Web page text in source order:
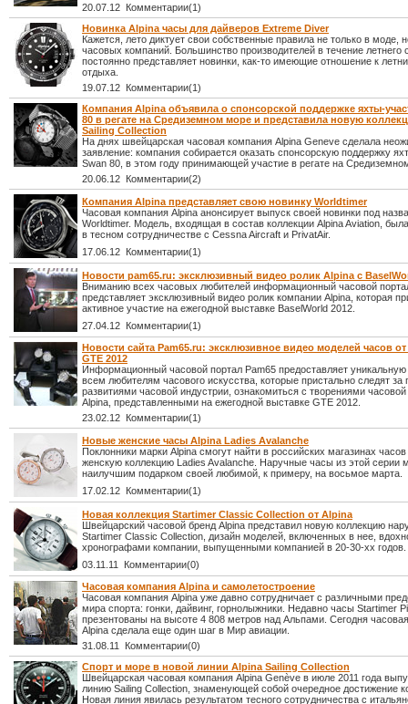
20.07.12 Комментарии(1)
Новинка Alpina часы для дайверов Extreme Diver
Кажется, лето диктует свои собственные правила не только в моде,
часовых компаний. Большинство производителей в течение летнего
постоянно представляет новинки, как-то имеющие отношение к
отдыха.
19.07.12 Комментарии(1)
Компания Alpina объявила о спонсорской поддержке яхты-
80 в регате на Средиземном море и представила новую
Sailing Collection
На днях швейцарская часовая компания Alpina Geneve сделала
заявление: компания собирается оказать спонсорскую поддержку
Swan 80, в этом году принимающей участие в регате на
20.06.12 Комментарии(2)
Компания Alpina представляет свою новинку Worldtimer
Часовая компания Alpina анонсирует выпуск своей новинки под
Worldtimer. Модель, входящая в состав коллекции Alpina Aviation,
в тесном сотрудничестве с Cessna Aircraft и PrivatAir.
17.06.12 Комментарии(1)
Новости pam65.ru: эксклюзивный видео ролик Alpina с
Вниманию всех часовых любителей информационный часовой
представляет эксклюзивный видео ролик компании Alpina, которая
активное участие на ежегодной выставке BaselWorld 2012.
27.04.12 Комментарии(1)
Новости сайта Pam65.ru: эксклюзивное видео моделей часов
GTE 2012
Информационный часовой портал Pam65 предоставляет
всем любителям часового искусства, которые пристально следят за
развитиями часовой индустрии, ознакомиться c творениями
Alpina, представленными на ежегодной выставке GTE 2012.
23.02.12 Комментарии(1)
Новые женские часы Alpina Ladies Avalanche
Поклонники марки Alpina смогут найти в российских магазинах
женскую коллекцию Ladies Avalanche. Наручные часы из этой серии
наилучшим подарком своей любимой, к примеру, на восьмое марта.
17.02.12 Комментарии(1)
Новая коллекция Startimer Classic Collection от Alpina
Швейцарский часовой бренд Alpina представил новую коллекцию
Startimer Classic Collection, дизайн моделей, включенных в нее,
хронографами компании, выпущенными компанией в 20-30-хх годов.
03.11.11 Комментарии(0)
Часовая компания Alpina и самолетостроение
Часовая компания Alpina уже давно сотрудничает с различными
мира спорта: гонки, дайвинг, горнолыжники. Недавно часы Startimer
презентованы на высоте 4 808 метров над Альпами. Сегодня
Alpina сделала еще один шаг в Мир авиации.
31.08.11 Комментарии(0)
Спорт и море в новой линии Alpina Sailing Collection
Швейцарская часовая компания Alpina Genève в июле 2011 года
линию Sailing Collection, знаменующей собой очередное достижение
Новая линия явилась результатом тесного сотрудничества с